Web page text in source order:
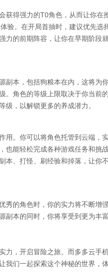
获得强力的T0角色，从而让你在
验。在开局首抽时，建议优先选
力的前期阵容，让你在早期阶段
副本，包括狗粮本在内，这将为
。角色的等级上限取决于你当前
级，以解锁更多的养成潜力。
用。你可以将角色托管到云端，
也能轻松完成各种游戏任务和挑
本、打怪、刷经验和掉落，让你
秀的角色时，你的实力将不断增
副本的同时，你将享受到更为丰
力，开启冒险之旅。而多多云手
我们一起探索这个神秘的世界，